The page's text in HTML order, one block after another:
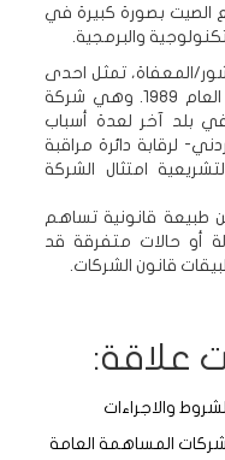
الصيت بصورة كبيرة في
والبرمجية.
المعفاة، تمثل احدى
تطبيقات قانون الشركات الأردني منذ العام 1989. وهي شركة
بلد آخر لعدة أسباب
لرقابة دائرة مراقبة
امتثال الشركة
طبيعة قانونية تساهم
أو حالات متفرقة قد
قانون الشركات.
علاقة:
والاجراءات
المساهمة العامة